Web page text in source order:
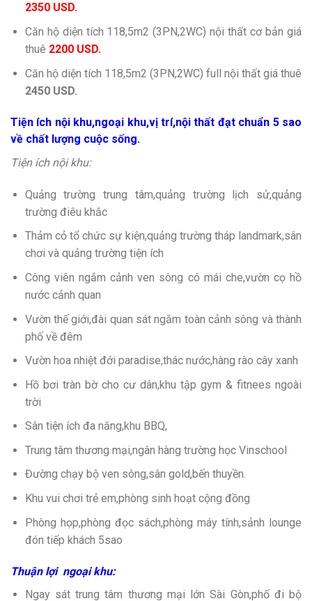
2350 USD.
Căn hộ diện tích 118,5m2 (3PN,2WC) nội thất cơ bản giá
thuê 2200 USD.
Căn hộ diện tích 118,5m2 (3PN,2WC) full nội thất giá thuê
2450 USD.
Tiện ích nội khu,ngoại khu,vị trí,nội thất đạt chuẩn 5 sao
về chất lượng cuộc sống.
Tiện ích nội khu:
Quảng trường trung tâm,quảng trường lịch sử,quảng
trường điêu khắc
Thảm cỏ tổ chức sự kiện,quảng trường tháp landmark,sân
chơi và quảng trường tiện ích
Công viên ngắm cảnh ven sông có mái che,vườn cọ hồ
nước cảnh quan
Vườn thế giới,đài quan sát ngắm toàn cảnh sông và thành
phố về đêm
Vườn hoa nhiệt đới paradise,thác nước,hàng rào cây xanh
Hồ bơi tràn bờ cho cư dân,khu tập gym & fitnees ngoài
trời
Sân tiện ích đa năng,khu BBQ,
Trung tâm thương mại,ngân hàng trường học Vinschool
Đường chạy bộ ven sông,sân gold,bến thuyền.
Khu vui chơi trẻ em,phòng sinh hoạt cộng đồng
Phòng họp,phòng đọc sách,phòng máy tính,sảnh lounge
đón tiếp khách 5sao
Thuận lợi ngoại khu:
Ngay sát trung tâm thương mại lớn Sài Gòn,phố đi bộ